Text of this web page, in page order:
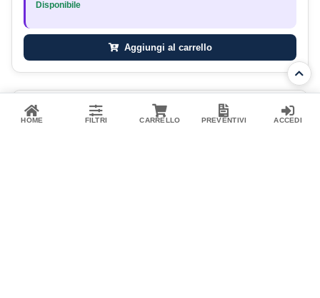
Disponibile
Aggiungi al carrello
HOME FILTRI CARRELLO PREVENTIVI ACCEDI